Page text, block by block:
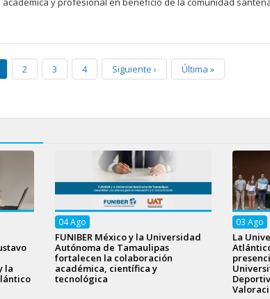
2 3 4 Siguiente › Última »
la
04Ago
FUNIBER México y la Universidad
Autónoma de Tamaulipas
fortalecen la colaboración
académica, científica y
tecnológica
03 Ago
La